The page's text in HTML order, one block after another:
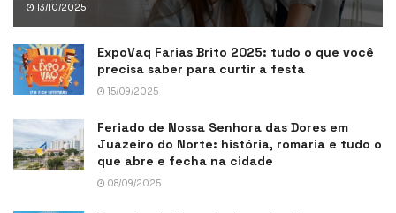
13/10/2025
ExpoVaq Farias Brito 2025: tudo o que você
precisa saber para curtir a festa
15/09/2025
Feriado de Nossa Senhora das Dores em
Juazeiro do Norte: história, romaria e tudo o
que abre e fecha na cidade
08/09/2025